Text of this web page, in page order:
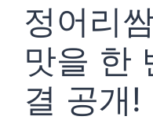
정어리
맛을 한
결 공개!